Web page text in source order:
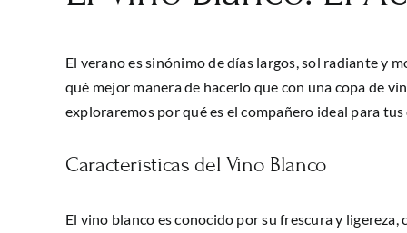
El verano es sinónimo de días largos, sol radiante y
qué mejor manera de hacerlo que con una copa de
exploraremos por qué es el compañero ideal para tus
Características del Vino Blanco
El vino blanco es conocido por su frescura y